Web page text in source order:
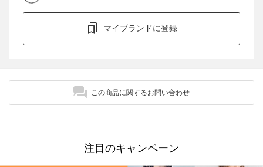
マイブランドに登録
この商品に関するお問い合わせ
注目のキャンペーン